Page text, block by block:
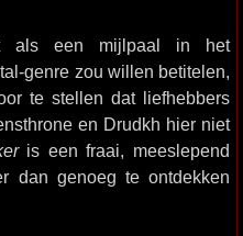
een mijlpaal in het
genre zou willen betitelen,
te stellen dat liefhebbers
en Drudkh hier niet
is een fraai, meeslepend
dan genoeg te ontdekken